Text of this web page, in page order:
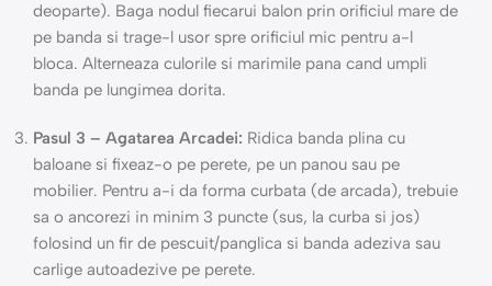
deoparte). Baga nodul fiecarui balon prin orificiul mare de
pe banda si trage-l usor spre orificiul mic pentru a-l
bloca. Alterneaza culorile si marimile pana cand umpli
banda pe lungimea dorita.
Pasul 3 – Agatarea Arcadei: Ridica banda plina cu
baloane si fixeaz-o pe perete, pe un panou sau pe
mobilier. Pentru a-i da forma curbata (de arcada), trebuie
sa o ancorezi in minim 3 puncte (sus, la curba si jos)
folosind un fir de pescuit/panglica si banda adeziva sau
carlige autoadezive pe perete.